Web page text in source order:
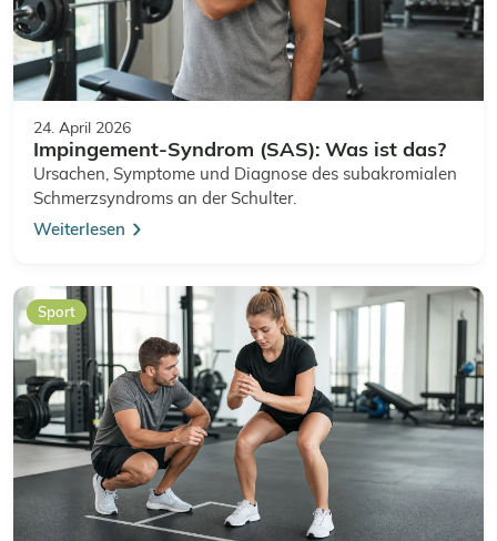
24. April 2026
Impingement-Syndrom (SAS): Was ist das?
Ursachen, Symptome und Diagnose des subakromialen
Schmerzsyndroms an der Schulter.
Weiterlesen
Sport